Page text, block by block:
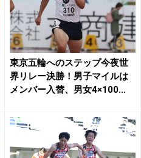
東京五輪へのステップ今夜世
界リレー決勝！男子マイルは
メンバー入替、男女4×100...